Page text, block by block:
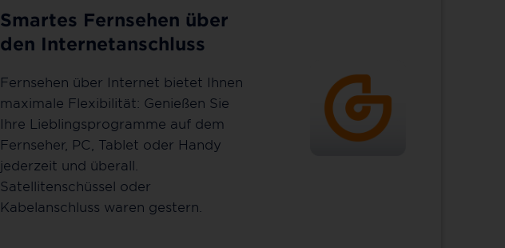
Smartes Fernsehen über
den Internetanschluss
Fernsehen über Internet bietet Ihnen
maximale Flexibilität: Genießen Sie
Ihre Lieblingsprogramme auf dem
Fernseher, PC, Tablet oder Handy
jederzeit und überall.
Satellitenschüssel oder
Kabelanschluss waren gestern.